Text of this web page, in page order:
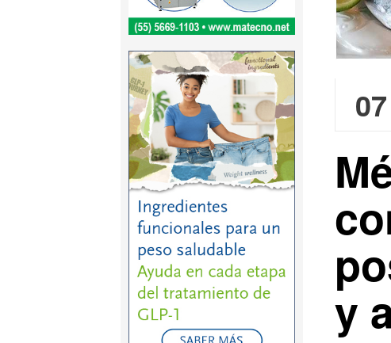
07
y